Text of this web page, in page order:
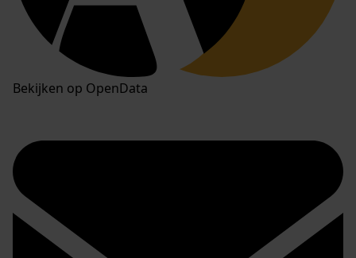
Bekijken op OpenData